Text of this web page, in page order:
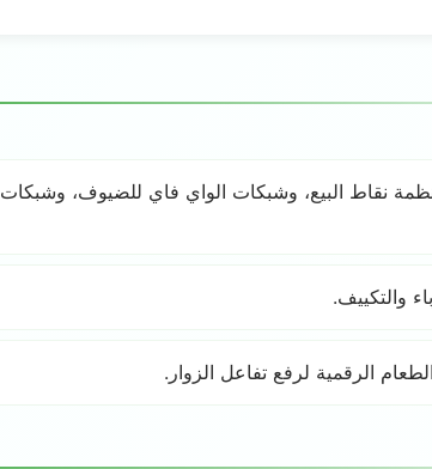
نقاط البيع، وشبكات الواي فاي للضيوف، وشبكات
والتكييف.
الرقمية لرفع تفاعل الزوار.